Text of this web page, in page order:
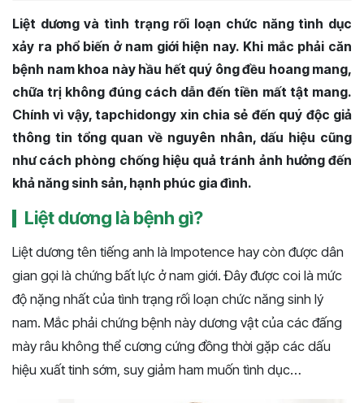
Liệt dương và tình trạng rối loạn chức năng tình dục
xảy ra phổ biến ở nam giới hiện nay. Khi mắc phải căn
bệnh nam khoa này hầu hết quý ông đều hoang mang,
chữa trị không đúng cách dẫn đến tiền mất tật mang.
Chính vì vậy, tapchidongy xin chia sẻ đến quý độc giả
thông tin tổng quan về nguyên nhân, dấu hiệu cũng
như cách phòng chống hiệu quả tránh ảnh hưởng đến
khả năng sinh sản, hạnh phúc gia đình.
Liệt dương là bệnh gì?
Liệt dương tên tiếng anh là Impotence hay còn được dân
gian gọi là chứng bất lực ở nam giới. Đây được coi là mức
độ nặng nhất của tình trạng rối loạn chức năng sinh lý
nam. Mắc phải chứng bệnh này dương vật của các đấng
mày râu không thể cương cứng đồng thời gặp các dấu
hiệu xuất tinh sớm, suy giảm ham muốn tình dục…